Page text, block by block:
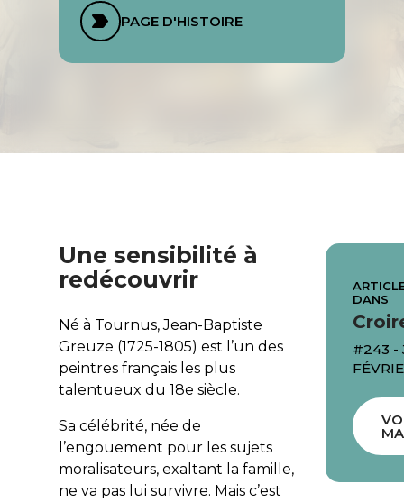
PAGE D'HISTOIRE
Une sensibilité à
redécouvrir
Né à Tournus, Jean-Baptiste
Greuze (1725-1805) est l’un des
peintres français les plus
talentueux du 18e siècle.
Sa célébrité, née de
l’engouement pour les sujets
moralisateurs, exaltant la famille,
ne va pas lui survivre. Mais c’est
DANS
#243 -